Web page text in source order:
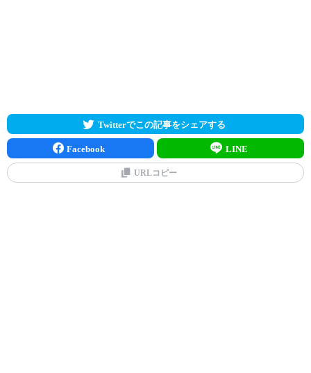
Twitterでこの記事をシェアする
Facebook LINE
URLコピー